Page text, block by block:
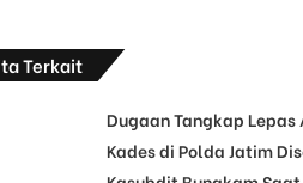
Terkait
Dugaan Tangkap Lepas
Kades di Polda Jatim